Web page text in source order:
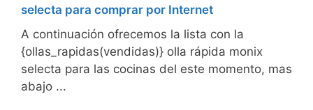
selecta para comprar por Internet
A continuación ofrecemos la lista con la
{ollas_rapidas(vendidas)} olla rápida monix
selecta para las cocinas del este momento, mas
abajo ...